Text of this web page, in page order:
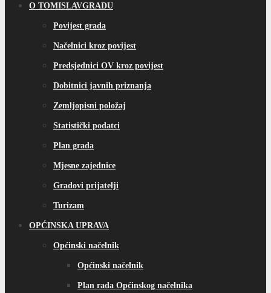
O TOMISLAVGRADU
Povijest grada
Načelnici kroz povijest
Predsjednici OV kroz povijest
Dobitnici javnih priznanja
Zemljopisni položaj
Statistički podatci
Plan grada
Mjesne zajednice
Gradovi prijatelji
Turizam
OPĆINSKA UPRAVA
Općinski načelnik
Općinski načelnik
Plan rada Općinskog načelnika